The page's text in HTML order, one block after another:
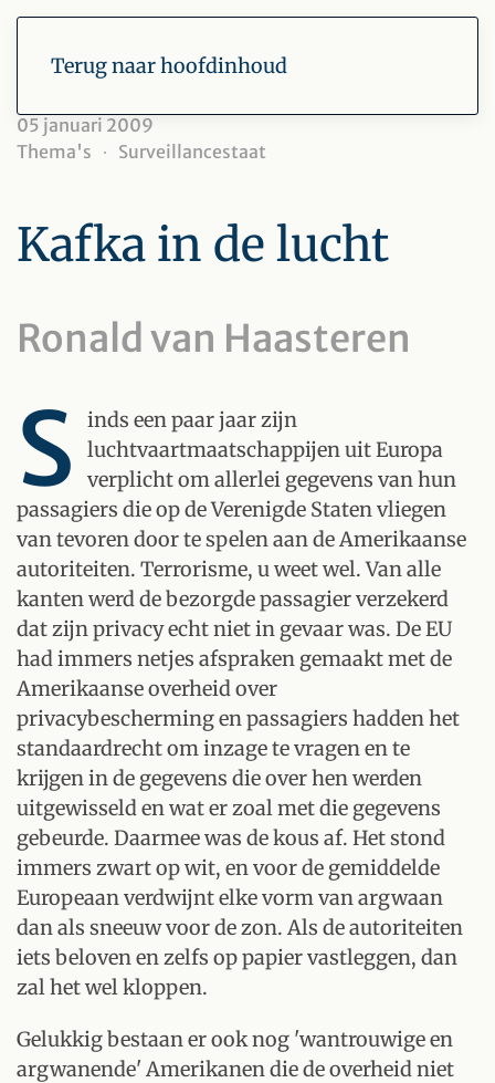
Terug naar hoofdinhoud
05 januari 2009
Thema's
Surveillancestaat
Kafka in de lucht
Ronald van Haasteren
S
inds een paar jaar zijn
luchtvaartmaatschappijen uit Europa
verplicht om allerlei gegevens van hun
passagiers die op de Verenigde Staten vliegen
van tevoren door te spelen aan de Amerikaanse
autoriteiten. Terrorisme, u weet wel. Van alle
kanten werd de bezorgde passagier verzekerd
dat zijn privacy echt niet in gevaar was. De EU
had immers netjes afspraken gemaakt met de
Amerikaanse overheid over
privacybescherming en passagiers hadden het
standaardrecht om inzage te vragen en te
krijgen in de gegevens die over hen werden
uitgewisseld en wat er zoal met die gegevens
gebeurde. Daarmee was de kous af. Het stond
immers zwart op wit, en voor de gemiddelde
Europeaan verdwijnt elke vorm van argwaan
dan als sneeuw voor de zon. Als de autoriteiten
iets beloven en zelfs op papier vastleggen, dan
zal het wel kloppen.
Gelukkig bestaan er ook nog 'wantrouwige en
argwanende' Amerikanen die de overheid niet